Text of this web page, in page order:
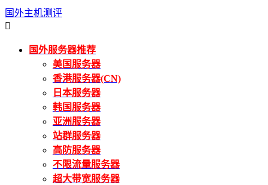
国外主机测评

国外服务器推荐
美国服务器
香港服务器(CN)
日本服务器
韩国服务器
亚洲服务器
站群服务器
高防服务器
不限流量服务器
超大带宽服务器